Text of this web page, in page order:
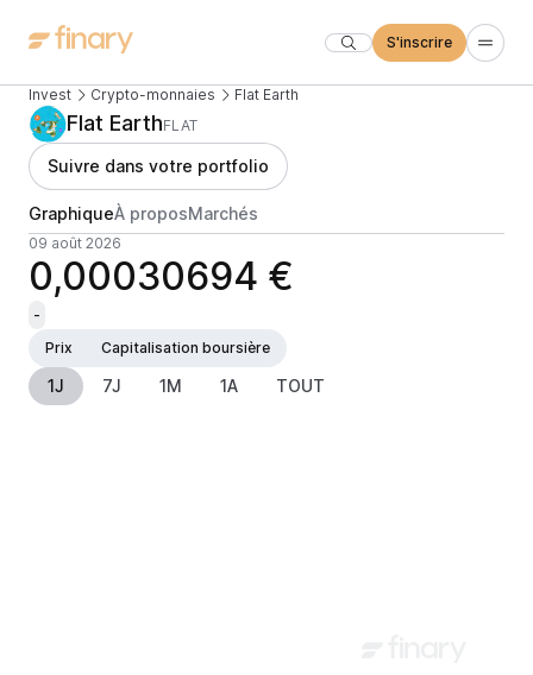
S'inscrire
Invest Crypto-monnaies Flat Earth
Flat EarthFLAT
Suivre dans votre portfolio
GraphiqueÀ proposMarchés
09 août 2026
0,00030694 €
-
Prix
Capitalisation boursière
1J 7J 1M 1A TOUT